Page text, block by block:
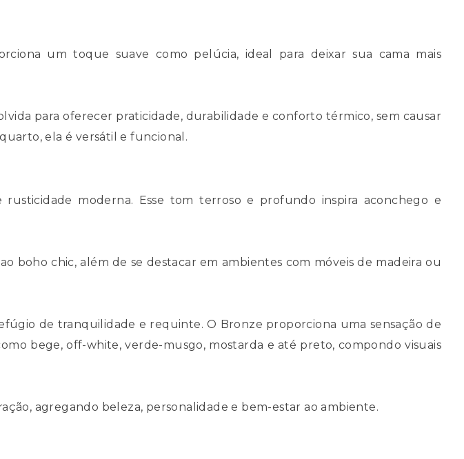
um toque suave como pelúcia, ideal para deixar sua cama mais
para oferecer praticidade, durabilidade e conforto térmico, sem causar
ela é versátil e funcional.
moderna. Esse tom terroso e profundo inspira aconchego e
boho chic, além de se destacar em ambientes com móveis de madeira ou
de tranquilidade e requinte. O Bronze proporciona uma sensação de
bege, off-white, verde-musgo, mostarda e até preto, compondo visuais
agregando beleza, personalidade e bem-estar ao ambiente.